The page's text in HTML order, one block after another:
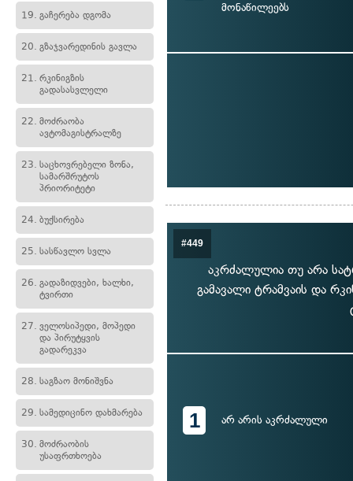
19. გაჩერება დგომა
20. გზაჯვარედინის გავლა
21. რკინიგზის
გადასასვლელი
22. მოძრაობა
ავტომაგისტრალზე
23. საცხოვრებელი ზონა,
სამარშრუტოს
პრიორიტეტი
24. ბუქსირება
25. სასწავლო სვლა
26. გადაზიდვები, ხალხი,
ტვირთი
27. ველოსიპედი, მოპედი
და პირუტყვის
გადარეკვა
28. საგზაო მონიშვნა
29. სამედიცინო დახმარება
30. მოძრაობის
უსაფრთხოება
მონაწილეებს
#449
აკრძალულია თუ არა
გამავალი ტრამვაის და
1 არ არის აკრძალული